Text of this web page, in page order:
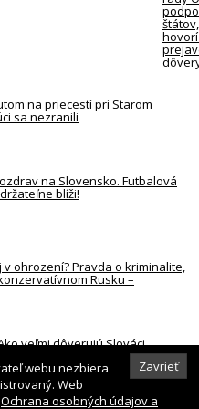
na priecestí pri Starom
sa nezranili
na Slovensko. Futbalová
blíži!
v ohrození? Pravda o kriminalite,
Rusku –
veľmi dôverujú Slováci
štátnym inštitúciám? Najhoršie
vláda a parlamentZavrieť
webu nezbiera
Web
Ochrana osobných údajov a